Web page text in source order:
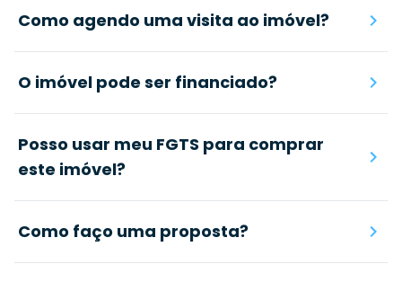
Como agendo uma visita ao imóvel?
O imóvel pode ser financiado?
Posso usar meu FGTS para comprar
este imóvel?
Como faço uma proposta?